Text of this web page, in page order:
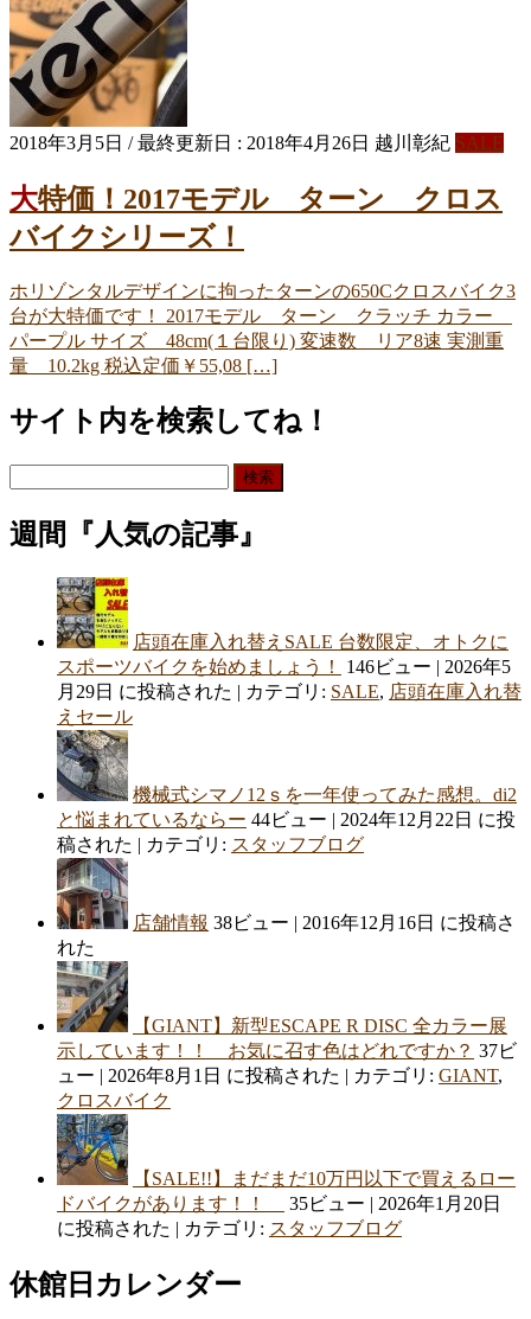
2018年3月5日 / 最終更新日 : 2018年4月26日 越川彰紀 SALE
大特価！2017モデル ターン クロス
バイクシリーズ！
ホリゾンタルデザインに拘ったターンの650Cクロスバイク3
台が大特価です！ 2017モデル ターン クラッチ カラー
パープル サイズ 48cm(１台限り) 変速数 リア8速 実測重
量 10.2kg 税込定価￥55,08 […]
サイト内を検索してね！
週間『人気の記事』
店頭在庫入れ替えSALE 台数限定、オトクに
スポーツバイクを始めましょう！
146ビュー | 2026年5
月29日 に投稿された | カテゴリ: SALE, 店頭在庫入れ替
えセール
機械式シマノ12ｓを一年使ってみた感想。di2
と悩まれているならー 44ビュー | 2024年12月22日 に投
稿された | カテゴリ: スタッフブログ
店舗情報 38ビュー | 2016年12月16日 に投稿さ
れた
【GIANT】新型ESCAPE R DISC 全カラー展
示しています！！ お気に召す色はどれですか？ 37ビ
ュー | 2026年8月1日 に投稿された | カテゴリ: GIANT,
クロスバイク
【SALE!!】まだまだ10万円以下で買えるロー
ドバイクがあります！！
35ビュー | 2026年1月20日
に投稿された | カテゴリ: スタッフブログ
休館日カレンダー